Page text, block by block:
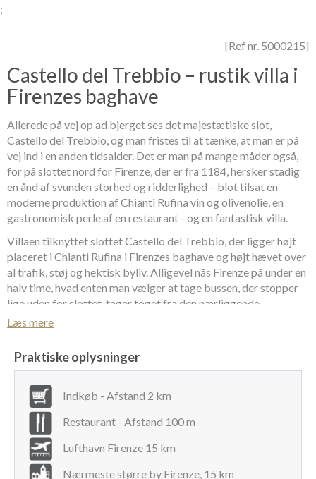
;
[Ref nr. 5000215]
Castello del Trebbio – rustik villa i
Firenzes baghave
Allerede på vej op ad bjerget ses det majestætiske slot,
Castello del Trebbio, og man fristes til at tænke, at man er på
vej ind i en anden tidsalder. Det er man på mange måder også,
for på slottet nord for Firenze, der er fra 1184, hersker stadig
en ånd af svunden storhed og ridderlighed – blot tilsat en
moderne produktion af Chianti Rufina vin og olivenolie, en
gastronomisk perle af en restaurant - og en fantastisk villa.
Villaen tilknyttet slottet Castello del Trebbio, der ligger højt
placeret i Chianti Rufina i Firenzes baghave og højt hævet over
al trafik, støj og hektisk byliv. Alligevel nås Firenze på under en
halv time, hvad enten man vælger at tage bussen, der stopper
lige uden for slottet, tager toget fra den nærliggende
stationsby eller vælger at køre i egen bil.
florentinske højland i vindistriktet Chianti Rufina. Der er rig
mulighed for at færdes til fods og på mountainbike i det
storslåede og fløjsbløde toscanske landskab.
Villaen er beliggende få minutters gang fra selve slottet. Der er
egen parkering og privat pool beliggende i den private have.
Villaen kan have op til 14 gæster fordelt på 7 dobbeltværelser
– alle med eget badeværelse.
Læs mere
Praktiske oplysninger
Indkøb - Afstand 2 km
Restaurant - Afstand 100 m
Lufthavn Firenze 15 km
Nærmeste større by Firenze, 15 km